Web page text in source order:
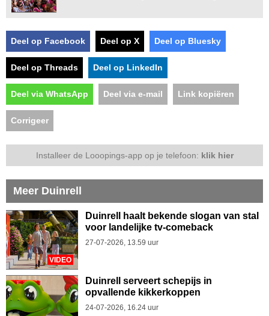
Deel op Facebook Deel op X Deel op Bluesky
Deel op Threads Deel op LinkedIn
Deel via WhatsApp Deel via e-mail Link kopiëren
Corrigeer
Installeer de Looopings-app op je telefoon: klik hier
Meer Duinrell
VIDEO
Duinrell haalt bekende slogan van stal
voor landelijke tv-comeback
27-07-2026, 13.59 uur
Duinrell serveert schepijs in
opvallende kikkerkoppen
24-07-2026, 16.24 uur